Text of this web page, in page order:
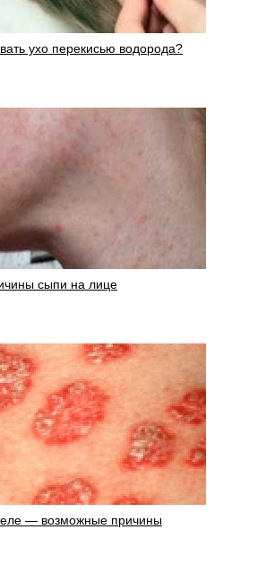
ухо перекисью водорода?
сыпи на лице
— возможные причины